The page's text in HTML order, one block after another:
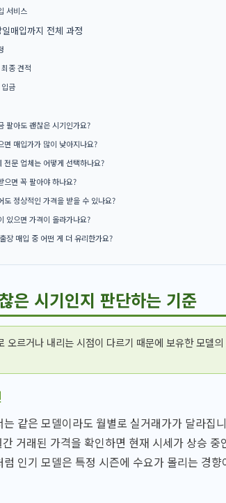
서비스
매입까지 전체 과정
종 견적
금
팔아도 괜찮은 시기인가요?
면 매입가가 많이 낮아지나요?
전문 업체는 어떻게 선택하나요?
으면 꼭 팔아야 하나요?
도 정상적인 가격을 받을 수 있나요?
있으면 가격이 올라가나요?
장 매입 중 어떤 게 더 유리한가요?
은 시기인지 판단하는 기준
오르거나 내리는 시점이 다르기 때문에 보유한 모델
같은 모델이라도 월별로 실거래가가 달라집
거래된 가격을 확인하면 현재 시세가 상승
인기 모델은 특정 시즌에 수요가 몰리는 경